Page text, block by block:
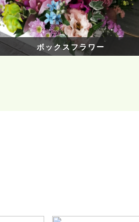
ボックスフラワー